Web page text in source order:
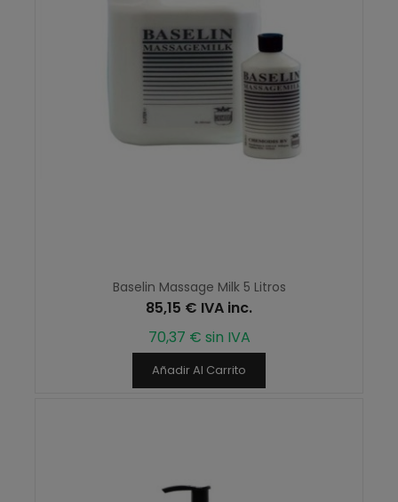
Baselin Massage Milk 5 Litros
85,15 € IVA inc.
70,37 € sin IVA
Añadir Al Carrito